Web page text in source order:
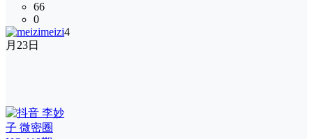
66
0
meizi4
月23日